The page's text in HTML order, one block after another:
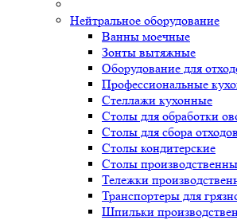
Нейтральное оборудование
Ванны моечные
Зонты вытяжные
Оборудование для
Профессиональные
Стеллажи кухонные
Столы для обработки
Столы для сбора отходов
Столы кондитерские
Столы
Тележки
Транспортеры для
Шпильки